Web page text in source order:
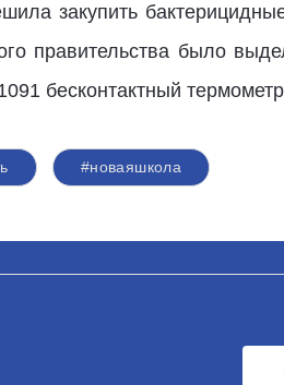
закупить
правительства было
бесконтактный
#новаяшкола